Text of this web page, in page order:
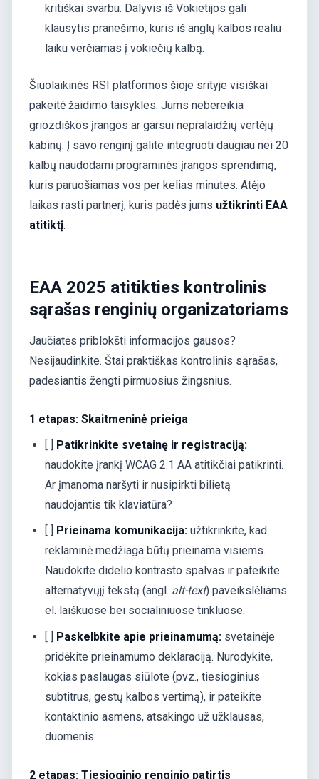
kritiškai svarbu. Dalyvis iš Vokietijos gali
klausytis pranešimo, kuris iš anglų kalbos realiu
laiku verčiamas į vokiečių kalbą.
Šiuolaikinės RSI platformos šioje srityje visiškai
pakeitė žaidimo taisykles. Jums nebereikia
griozdiškos įrangos ar garsui nepralaidžių vertėjų
kabinų. Į savo renginį galite integruoti daugiau nei 20
kalbų naudodami programinės įrangos sprendimą,
kuris paruošiamas vos per kelias minutes. Atėjo
laikas rasti partnerį, kuris padės jums užtikrinti EAA
atitiktį.
EAA 2025 atitikties kontrolinis
sąrašas renginių organizatoriams
Jaučiatės priblokšti informacijos gausos?
Nesijaudinkite. Štai praktiškas kontrolinis sąrašas,
padėsiantis žengti pirmuosius žingsnius.
1 etapas: Skaitmeninė prieiga
[ ] Patikrinkite svetainę ir registraciją:
naudokite įrankį WCAG 2.1 AA atitikčiai patikrinti.
Ar įmanoma naršyti ir nusipirkti bilietą
naudojantis tik klaviatūra?
Prieinama komunikacija: užtikrinkite, kad
reklaminė medžiaga būtų prieinama visiems.
Naudokite didelio kontrasto spalvas ir pateikite
alternatyvųjį tekstą (angl. alt-text) paveikslėliams
el. laiškuose bei socialiniuose tinkluose.
[ ] Paskelbkite apie prieinamumą: svetainėje
pridėkite prieinamumo deklaraciją. Nurodykite,
kokias paslaugas siūlote (pvz., tiesioginius
subtitrus, gestų kalbos vertimą), ir pateikite
kontaktinio asmens, atsakingo už užklausas,
duomenis.
2 etapas: Tiesioginio renginio patirtis